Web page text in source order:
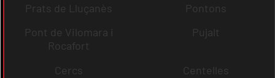
Prats de Lluçanès
Pontons
Pont de Vilomara i
Rocafort
Pujalt
Cercs
Centelles